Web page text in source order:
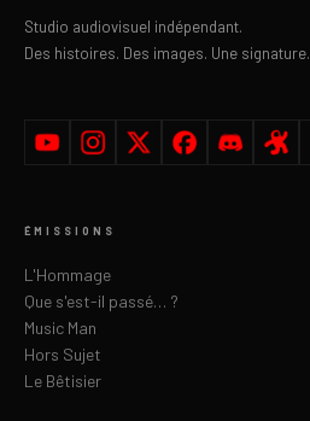
Studio audiovisuel indépendant.
Des histoires. Des images. Une signature.
ÉMISSIONS
L'Hommage
Que s'est-il passé… ?
Music Man
Hors Sujet
Le Bêtisier